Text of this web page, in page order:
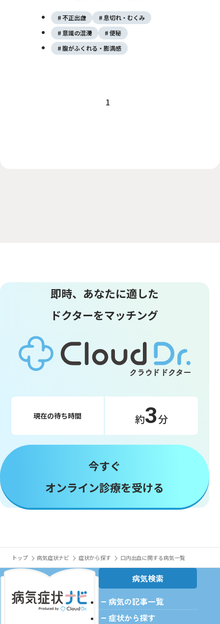
と黄疸や腹水、意識障害などの合併症が現
れ、命に関わることもあります。早期の診断
と原因に応じた治療が重要です。
不正出血
息切れ・むくみ
意識の混濁
便秘
腹がふくれる・膨満感
1
即時、あなたに適した
ドクターをマッチング
現在の待ち時間 約3分
今すぐ
オンライン診療を受ける
トップ 病気症状ナビ 症状から探す 口内出血に関する病気一覧
病気検索
病気の記事一覧
症状から探す